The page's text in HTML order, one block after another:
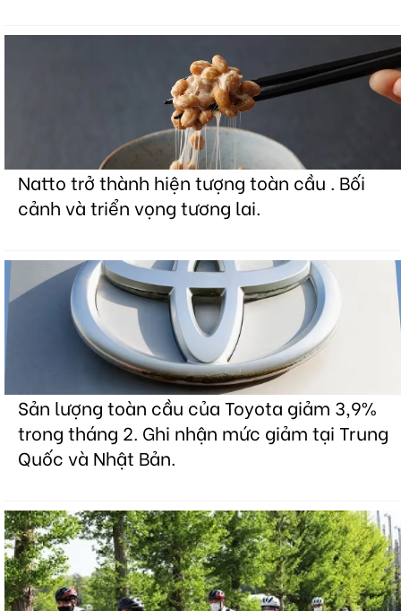
Natto trở thành hiện tượng toàn cầu . Bối
cảnh và triển vọng tương lai.
Sản lượng toàn cầu của Toyota giảm 3,9%
trong tháng 2. Ghi nhận mức giảm tại Trung
Quốc và Nhật Bản.